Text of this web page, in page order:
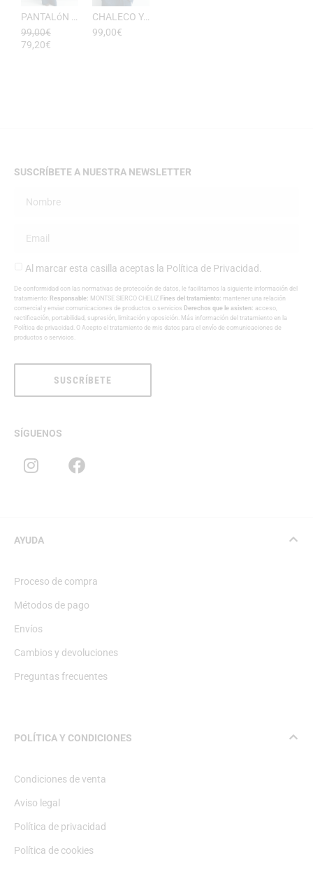
PANTALóN YUKATA MUJER RAYAS DE ESEOESE
99,00€
79,20€
CHALECO YUKATA MUJER DE RAYAS ESEOESE
99,00€
SUSCRÍBETE A NUESTRA NEWSLETTER
Al marcar esta casilla aceptas la Política de Privacidad.
De conformidad con las normativas de protección de datos, le facilitamos la siguiente información del
tratamiento: Responsable: MONTSE SIERCO CHELIZ Fines del tratamiento: mantener una relación
comercial y enviar comunicaciones de productos o servicios Derechos que le asisten: acceso,
rectificación, portabilidad, supresión, limitación y oposición. Más información del tratamiento en la
Política de privacidad . O Acepto el tratamiento de mis datos para el envío de comunicaciones de
productos o servicios.
SUSCRÍBETE
SÍGUENOS
AYUDA
Proceso de compra
Métodos de pago
Envíos
Cambios y devoluciones
Preguntas frecuentes
POLÍTICA Y CONDICIONES
Condiciones de venta
Aviso legal
Política de privacidad
Política de cookies